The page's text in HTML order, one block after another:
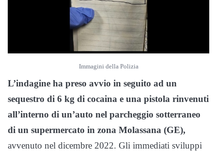
Immagini della Polizia
L’indagine ha preso avvio in seguito ad un
sequestro di 6 kg di cocaina e una pistola rinvenuti
all’interno di un’auto nel parcheggio sotterraneo
di un supermercato in zona Molassana (GE),
avvenuto nel dicembre 2022. Gli immediati sviluppi